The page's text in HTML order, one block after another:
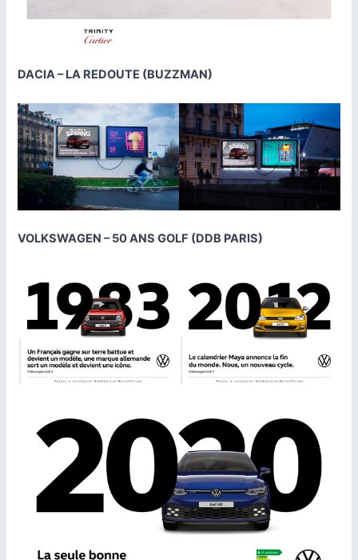
DACIA – LA REDOUTE (BUZZMAN)
VOLKSWAGEN – 50 ANS GOLF (DDB PARIS)